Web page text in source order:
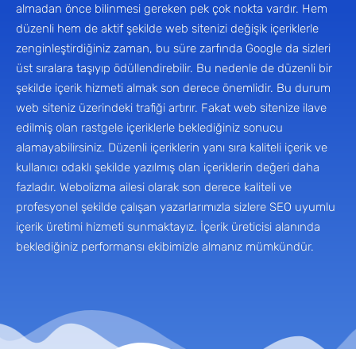
almadan önce bilinmesi gereken pek çok nokta vardır. Hem
düzenli hem de aktif şekilde web sitenizi değişik içeriklerle
zenginleştirdiğiniz zaman, bu süre zarfında Google da sizleri
üst sıralara taşıyıp ödüllendirebilir. Bu nedenle de düzenli bir
şekilde içerik hizmeti almak son derece önemlidir. Bu durum
web siteniz üzerindeki trafiği artırır. Fakat web sitenize ilave
edilmiş olan rastgele içeriklerle beklediğiniz sonucu
alamayabilirsiniz. Düzenli içeriklerin yanı sıra kaliteli içerik ve
kullanıcı odaklı şekilde yazılmış olan içeriklerin değeri daha
fazladır. Webolizma ailesi olarak son derece kaliteli ve
profesyonel şekilde çalışan yazarlarımızla sizlere SEO uyumlu
içerik üretimi hizmeti sunmaktayız. İçerik üreticisi alanında
beklediğiniz performansı ekibimizle almanız mümkündür.